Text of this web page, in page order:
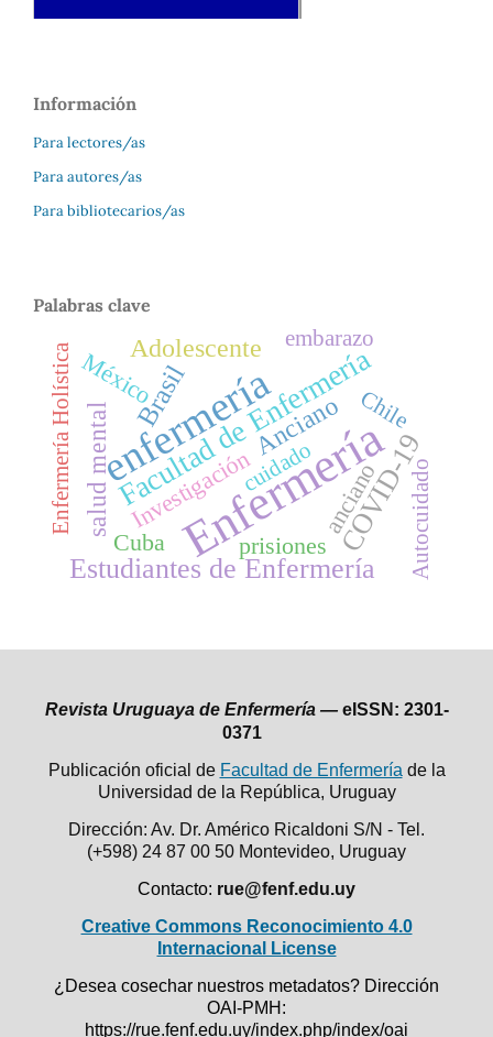
Información
Para lectores/as
Para autores/as
Para bibliotecarios/as
Palabras clave
Enfermería
enfermería
Facultad de Enfermería
Estudiantes de Enfermería
COVID-19
Brasil
Adolescente
Anciano
salud mentalInvestigación
prisiones
México
Cuba
anciano
Enfermería Holística Autocuidado
Chile
cuidado
embarazo
Revista Uruguaya de Enfermería — eISSN: 2301-
0371
Publicación oficial de Facultad de Enfermeríade la
Universidad de la República, Uruguay
Dirección: Av. Dr. Américo Ricaldoni S/N - Tel.
(+598) 24 87 00 50 Montevideo, Uruguay
Contacto: rue@fenf.edu.uy
Creative Commons Reconocimiento 4.0
Internacional License
¿Desea cosechar nuestros metadatos? Dirección
OAI-PMH:
https://rue.fenf.edu.uy/index.php/index/oai